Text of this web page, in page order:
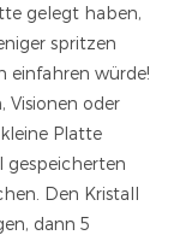
gelegt haben,
spritzen
einfahren würde!
Visionen oder
Platte
gespeicherten
Den Kristall
dann 5